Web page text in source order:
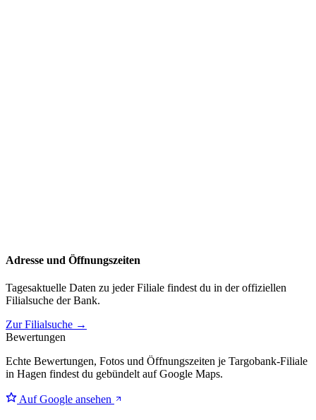
Adresse und Öffnungszeiten
Tagesaktuelle Daten zu jeder Filiale findest du in der offiziellen
Filialsuche der Bank.
Zur Filialsuche →
Bewertungen
Echte Bewertungen, Fotos und Öffnungszeiten je Targobank-Filiale
in Hagen findest du gebündelt auf Google Maps.
Auf Google ansehen